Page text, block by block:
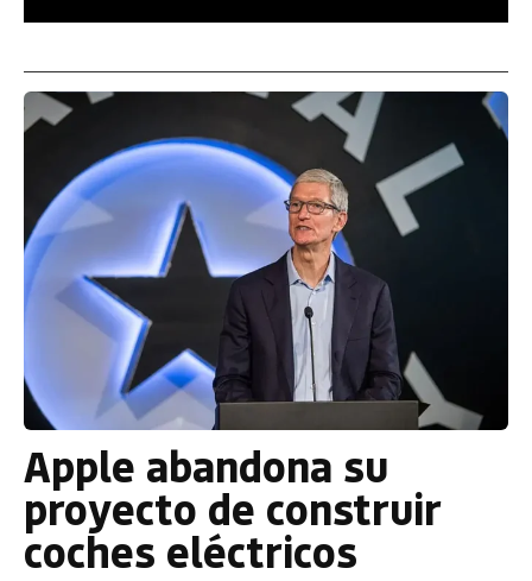
Apple abandona su
proyecto de construir
coches eléctricos